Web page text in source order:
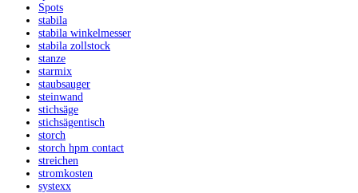
Spots
stabila
stabila winkelmesser
stabila zollstock
stanze
starmix
staubsauger
steinwand
stichsäge
stichsägentisch
storch
storch hpm contact
streichen
stromkosten
systexx